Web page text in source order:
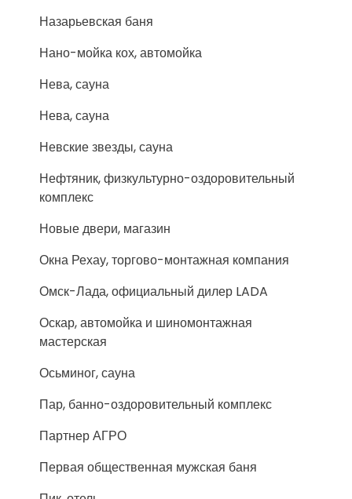
Назарьевская баня
Нано-мойка кох, автомойка
Нева, сауна
Нева, сауна
Невские звезды, сауна
Нефтяник, физкультурно-оздоровительный
комплекс
Новые двери, магазин
Окна Рехау, торгово-монтажная компания
Омск-Лада, официальный дилер LADA
Оскар, автомойка и шиномонтажная
мастерская
Осьминог, сауна
Пар, банно-оздоровительный комплекс
Партнер АГРО
Первая общественная мужская баня